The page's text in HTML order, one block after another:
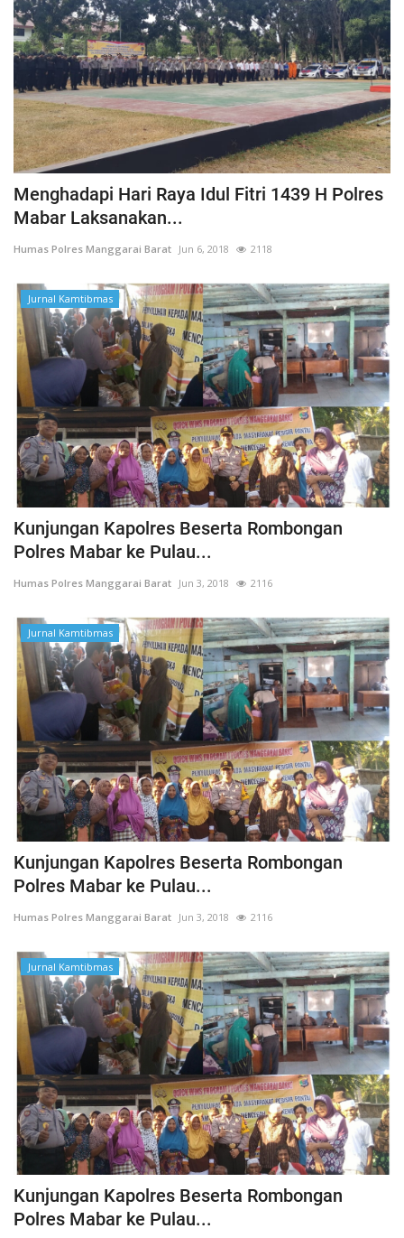
Menghadapi Hari Raya Idul Fitri 1439 H Polres
Mabar Laksanakan...
Humas Polres Manggarai Barat Jun 6, 2018 2118
Jurnal Kamtibmas
Kunjungan Kapolres Beserta Rombongan
Polres Mabar ke Pulau...
Humas Polres Manggarai Barat Jun 3, 2018 2116
Jurnal Kamtibmas
Kunjungan Kapolres Beserta Rombongan
Polres Mabar ke Pulau...
Humas Polres Manggarai Barat Jun 3, 2018 2116
Jurnal Kamtibmas
Kunjungan Kapolres Beserta Rombongan
Polres Mabar ke Pulau...